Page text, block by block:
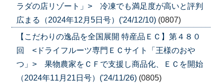
ラダの店リゾート」> 冷凍でも満足度が高いと評判
広まる（2024年12月5日号）('24/12/10) (0807)
【こだわりの逸品を全国展開 特産品ＥＣ】第４８０
回 <ドライフルーツ専門ＥＣサイト「王様のおや
つ」> 果物農家をＣＦで支援し商品化、ＥＣを開始
（2024年11月21日号）('24/11/26) (0805)